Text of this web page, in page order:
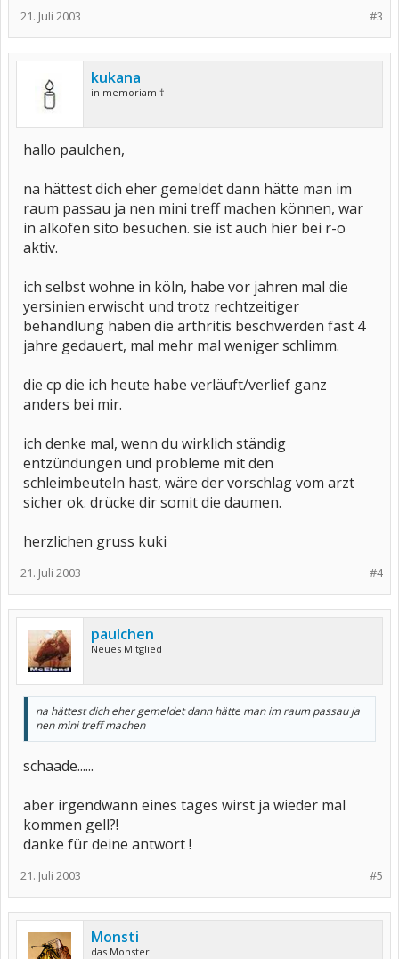
#3
21. Juli 2003
kukana
in memoriam †
hallo paulchen,
na hättest dich eher gemeldet dann hätte man im
raum passau ja nen mini treff machen können, war
in alkofen sito besuchen. sie ist auch hier bei r-o
aktiv.
ich selbst wohne in köln, habe vor jahren mal die
yersinien erwischt und trotz rechtzeitiger
behandlung haben die arthritis beschwerden fast 4
jahre gedauert, mal mehr mal weniger schlimm.
die cp die ich heute habe verläuft/verlief ganz
anders bei mir.
ich denke mal, wenn du wirklich ständig
entzündungen und probleme mit den
schleimbeuteln hast, wäre der vorschlag vom arzt
sicher ok. drücke dir somit die daumen.
herzlichen gruss kuki
#4
21. Juli 2003
paulchen
Neues Mitglied
na hättest dich eher gemeldet dann hätte man im raum passau ja
nen mini treff machen
schaade......
aber irgendwann eines tages wirst ja wieder mal
kommen gell?!
danke für deine antwort !
#5
21. Juli 2003
Monsti
das Monster